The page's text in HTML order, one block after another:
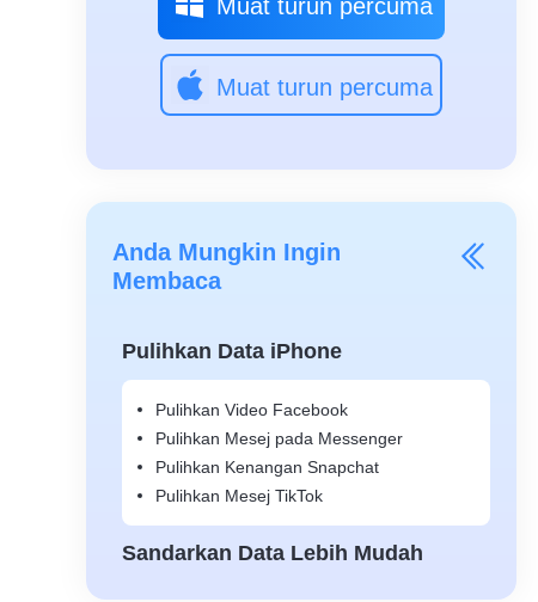
Muat turun percuma
Muat turun percuma
Anda Mungkin Ingin
Membaca
Pulihkan Data iPhone
Pulihkan Video Facebook
Pulihkan Mesej pada Messenger
Pulihkan Kenangan Snapchat
Pulihkan Mesej TikTok
Sandarkan Data Lebih Mudah